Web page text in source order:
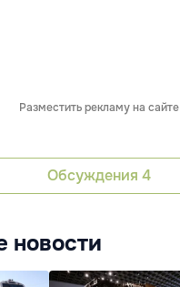
Разместить рекламу на сайте
Обсуждения 4
новости